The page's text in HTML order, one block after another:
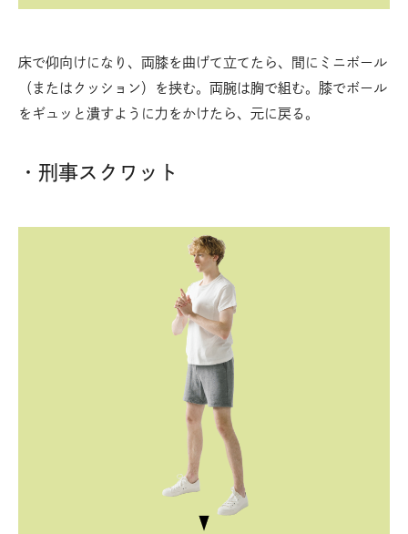
床で仰向けになり、両膝を曲げて立てたら、間にミニボール
（またはクッション）を挟む。両腕は胸で組む。膝でボール
をギュッと潰すように力をかけたら、元に戻る。
・刑事スクワット